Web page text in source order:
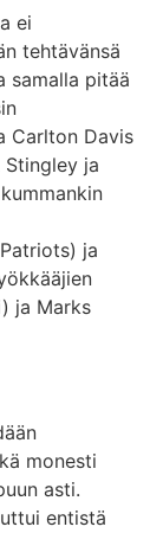
ei
tehtävänsä
samalla pitää
Carlton Davis
Stingley ja
ja
ja Marks
monesti
asti.
entistä